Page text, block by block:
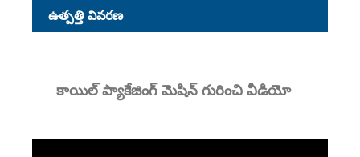
ఉత్పత్తి వివరణ
కాయిల్ ప్యాకేజింగ్ మెషిన్ గురించి వీడియో